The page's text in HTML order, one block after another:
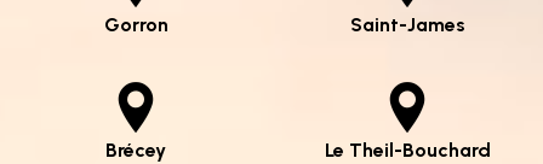
Gorron Saint-James
Brécey Le Theil-Bouchard